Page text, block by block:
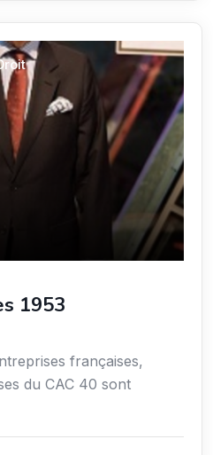
1953
françaises,
du CAC 40 sont